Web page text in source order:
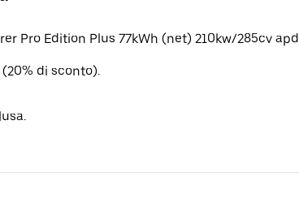
Pro Edition Plus 77kWh (net) 210kw/285cv apd
(20% di sconto).